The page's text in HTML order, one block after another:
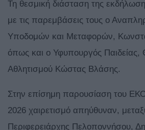
Τη θεσμική διάσταση της
με τις παρεμβάσεις τους ο
Υποδομών και Μεταφορών,
όπως και ο Υφυπουργός Παιδείας,
Αθλητισμού Κώστας Βλάσης.
Στην επίσημη παρουσίαση του
2026 χαιρετισμό απηύθυναν,
Περιφερειάρχης Πελοποννήσου,